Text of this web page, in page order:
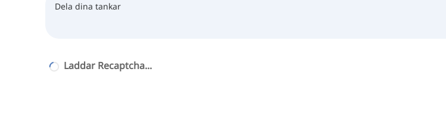
Laddar Recaptcha...